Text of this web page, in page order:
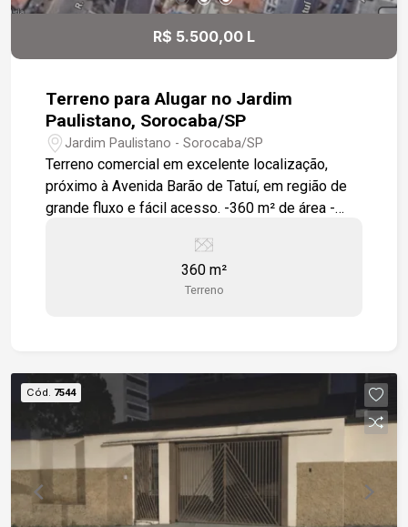
R$ 5.500,00 L
Terreno para Alugar no Jardim
Paulistano, Sorocaba/SP
Jardim Paulistano - Sorocaba/SP
Terreno comercial em excelente localização,
próximo à Avenida Barão de Tatuí, em região de
grande fluxo e fácil acesso. -360 m² de área -
Avenida Barão de Tatuí -A 9 minutos do Shopping
360 m²
Terreno
Cód. 7544